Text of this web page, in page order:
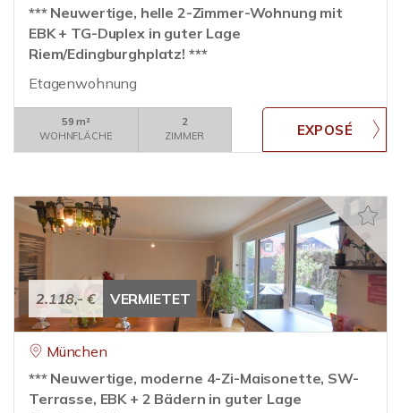
*** Neuwertige, helle 2-Zimmer-Wohnung mit
EBK + TG-Duplex in guter Lage
Riem/Edingburghplatz! ***
Etagenwohnung
59 m²
WOHNFLÄCHE
2
ZIMMER
2.118,- € VERMIETET
München
*** Neuwertige, moderne 4-Zi-Maisonette, SW-
Terrasse, EBK + 2 Bädern in guter Lage